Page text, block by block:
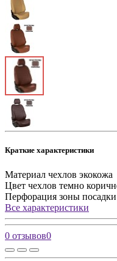
Краткие характеристики
Материал чехлов экокожа
Цвет чехлов темно
Перфорация зоны посадки
Все характеристики
0 отзывов0